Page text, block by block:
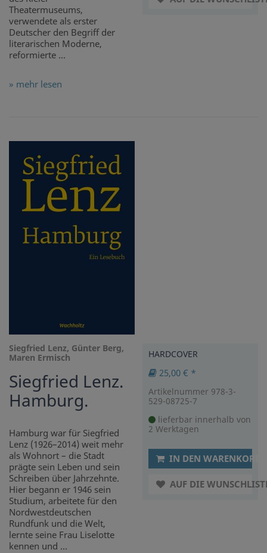
Theatermuseums,
verwendete als erster
Deutscher den Begriff der
literarischen Moderne,
reformierte ...
» mehr lesen
Siegfried Lenz, Günter Berg,
Maren Ermisch
Siegfried Lenz.
Hamburg.
Hamburg war für Siegfried
Lenz (1926–2014) weit mehr
als Wohnort – die Stadt
prägte sein Leben und sein
Schreiben über Jahrzehnte.
Hier begann er 1946 sein
Studium, arbeitete für den
Nordwestdeutschen
Rundfunk und die Welt,
lernte seine Frau Liselotte
kennen und ...
HARDCOVER
25,00 € *
Artikelnummer 978-3-
529-08725-7
lieferbar innerhalb von
2 Werktagen
IN DEN WARENKORB
AUF DIE